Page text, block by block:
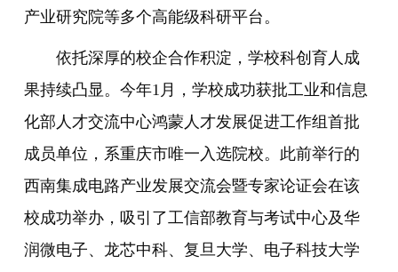
产业研究院等多个高能级科研平台。
依托深厚的校企合作积淀，学校科创育人成
果持续凸显。今年1月，学校成功获批工业和信息
化部人才交流中心鸿蒙人才发展促进工作组首批
成员单位，系重庆市唯一入选院校。此前举行的
西南集成电路产业发展交流会暨专家论证会在该
校成功举办，吸引了工信部教育与考试中心及华
润微电子、龙芯中科、复旦大学、电子科技大学